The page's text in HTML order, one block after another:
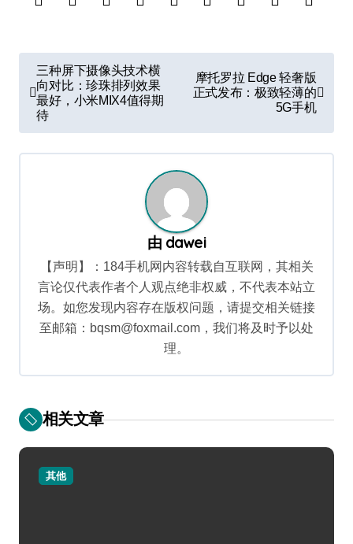
文
章
导
三种屏下摄像头技术横
向对比：珍珠排列效果
最好，小米MIX4值得期
待
摩托罗拉 Edge 轻奢版
正式发布：极致轻薄的
5G手机
由 dawei
【声明】：184手机网内容转载自互联网，其相关
言论仅代表作者个人观点绝非权威，不代表本站立
场。如您发现内容存在版权问题，请提交相关链接
至邮箱：bqsm@foxmail.com，我们将及时予以处
理。
相关文章
其他